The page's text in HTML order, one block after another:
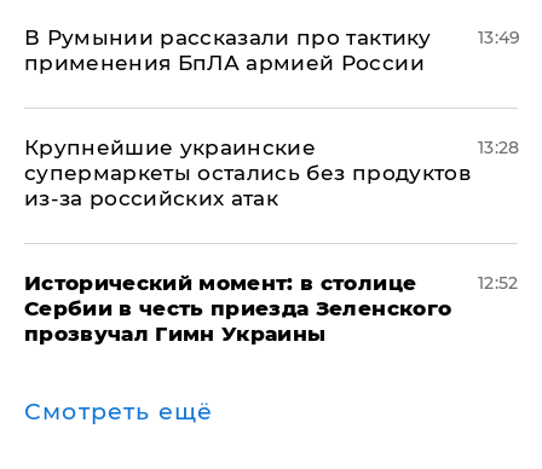
В Румынии рассказали про тактику
применения БпЛА армией России
13:49
Крупнейшие украинские
супермаркеты остались без продуктов
из-за российских атак
13:28
Исторический момент: в столице
Сербии в честь приезда Зеленского
прозвучал Гимн Украины
12:52
Смотреть ещё